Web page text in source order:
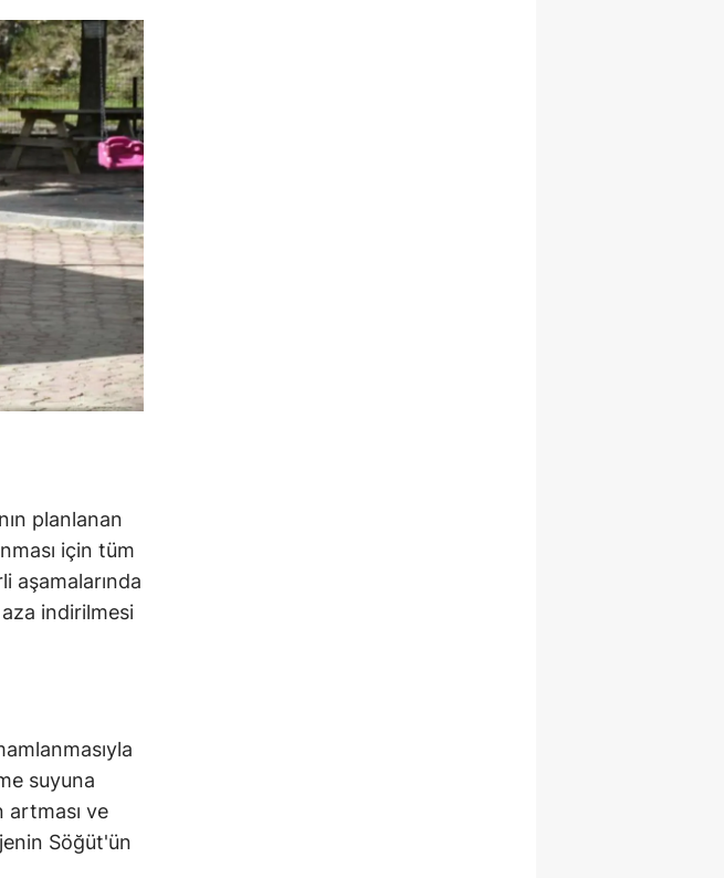
planlanan
için tüm
aşamalarında
indirilmesi
suyuna
artması ve
Söğüt'ün